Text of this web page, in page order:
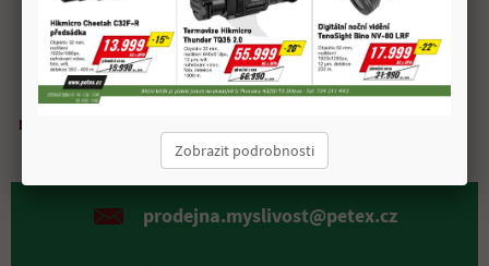
Doprava zdarma
Rychlá expedice
osobního odběru
prodejna.myslivost@petex.cz
Zobrazit podrobnosti